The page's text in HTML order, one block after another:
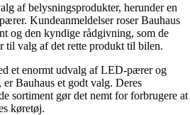
af belysningsprodukter, herunder en
Kundeanmeldelser roser Bauhaus
og den kyndige rådgivning, som de
til valg af det rette produkt til bilen.
et enormt udvalg af LED-pærer og
Bauhaus et godt valg. Deres
sortiment gør det nemt for forbrugere at
køretøj.